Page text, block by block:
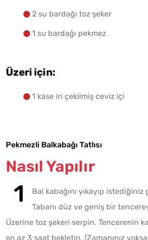
2 su bardağı toz şeker
1 su bardağı pekmez
Üzeri için:
1 kase iri çekilmiş ceviz içi
Pekmezli Balkabağı Tatlısı
Nasıl Yapılır
Bal kabağını yıkayıp
Tabanı düz ve geniş bir
Üzerine toz şekeri serpin. Tencerenin
en az 3 saat bekletin. (Zamanınız